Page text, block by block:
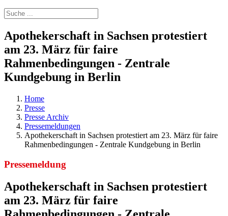
Apothekerschaft in Sachsen protestiert
am 23. März für faire
Rahmenbedingungen - Zentrale
Kundgebung in Berlin
Home
Presse
Presse Archiv
Pressemeldungen
Apothekerschaft in Sachsen protestiert am 23. März für faire
Rahmenbedingungen - Zentrale Kundgebung in Berlin
Pressemeldung
Apothekerschaft in Sachsen protestiert
am 23. März für faire